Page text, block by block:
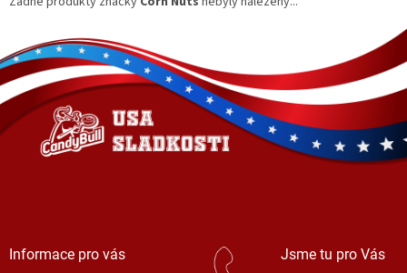
á
p
a
í
Informace pro vás Jsme tu pro Vás